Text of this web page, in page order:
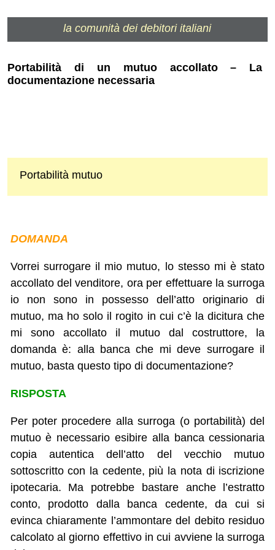
la comunità dei debitori italiani
Portabilità di un mutuo accollato – La
documentazione necessaria
Portabilità mutuo
DOMANDA
Vorrei surrogare il mio mutuo, lo stesso mi è stato
accollato del venditore, ora per effettuare la surroga
io non sono in possesso dell’atto originario di
mutuo, ma ho solo il rogito in cui c’è la dicitura che
mi sono accollato il mutuo dal costruttore, la
domanda è: alla banca che mi deve surrogare il
mutuo, basta questo tipo di documentazione?
RISPOSTA
Per poter procedere alla surroga (o portabilità) del
mutuo è necessario esibire alla banca cessionaria
copia autentica dell’atto del vecchio mutuo
sottoscritto con la cedente, più la nota di iscrizione
ipotecaria. Ma potrebbe bastare anche l’estratto
conto, prodotto dalla banca cedente, da cui si
evinca chiaramente l’ammontare del debito residuo
calcolato al giorno effettivo in cui avviene la surroga